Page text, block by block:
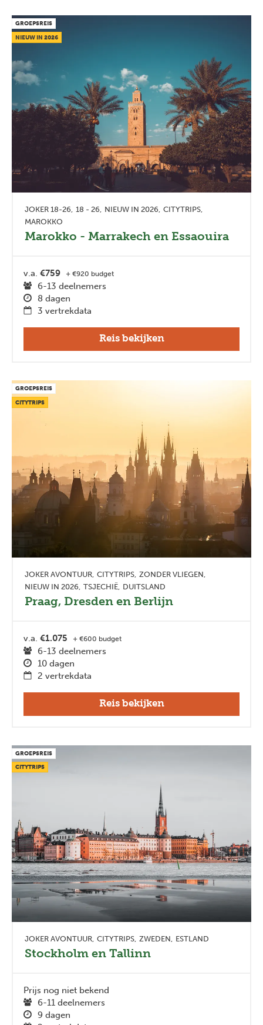
GROEPSREIS
NIEUW IN 2026
JOKER 18-26 18 - 26 NIEUW IN 2026 CITYTRIPS
MAROKKO
Marokko - Marrakech en Essaouira
v.a. €759 + €920 budget
6-13 deelnemers
8 dagen
3 vertrekdata
Reis bekijken
GROEPSREIS
CITYTRIPS
JOKER AVONTUUR CITYTRIPS ZONDER VLIEGEN
NIEUW IN 2026 TSJECHIË DUITSLAND
Praag, Dresden en Berlijn
v.a. €1.075 + €600 budget
6-13 deelnemers
10 dagen
2 vertrekdata
Reis bekijken
GROEPSREIS
CITYTRIPS
JOKER AVONTUUR CITYTRIPS ZWEDEN ESTLAND
Stockholm en Tallinn
Prijs nog niet bekend
6-11 deelnemers
9 dagen